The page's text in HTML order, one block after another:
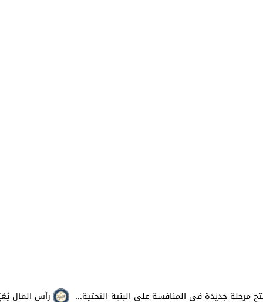
رأس المال يُغيِّر جديدة في المنافسة على البنية التحتية...